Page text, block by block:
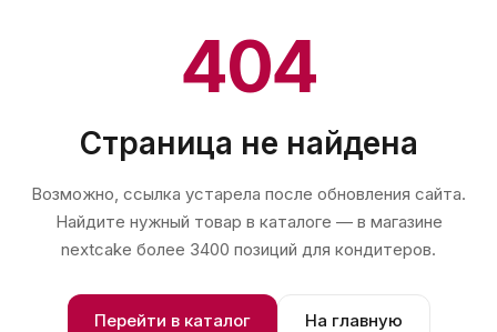
404
Страница не найдена
Возможно, ссылка устарела после обновления сайта.
Найдите нужный товар в каталоге — в магазине
nextcake более 3400 позиций для кондитеров.
Перейти в каталог На главную